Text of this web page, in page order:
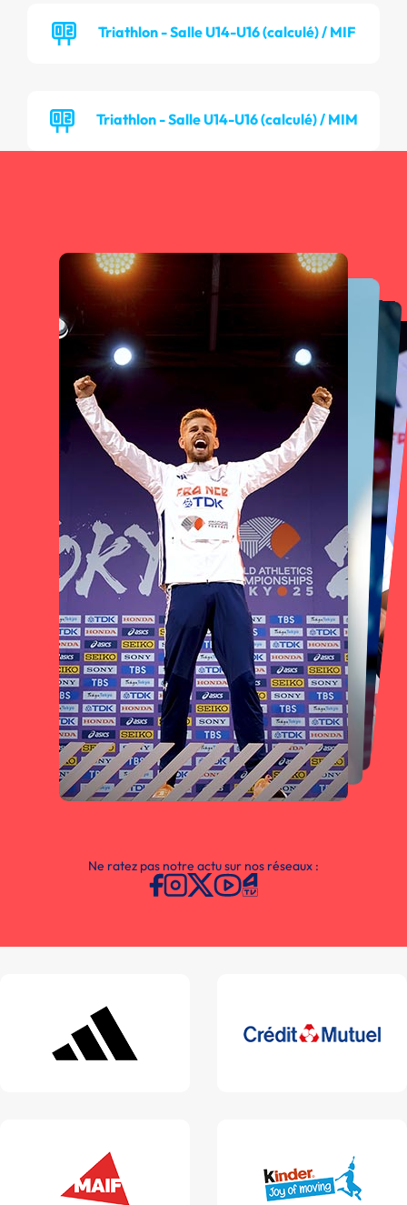
Triathlon - Salle U14-U16 (calculé) / MIF
Triathlon - Salle U14-U16 (calculé) / MIM
Ne ratez pas notre actu sur nos réseaux :